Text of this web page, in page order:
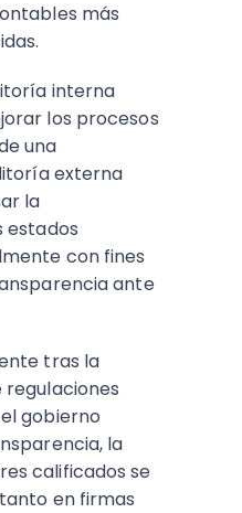
más
interna
los procesos
una
externa
la
estados
con fines
ante
tras la
gobierno
la
calificados se
en firmas